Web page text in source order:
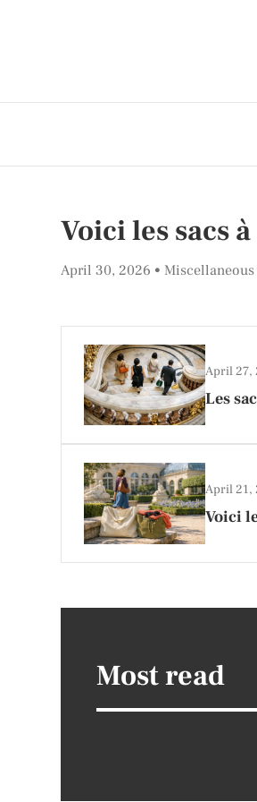
Voici les sacs
April 30, 2026 Miscellaneous
Les
April 27,
Voici
April 21,
Most read